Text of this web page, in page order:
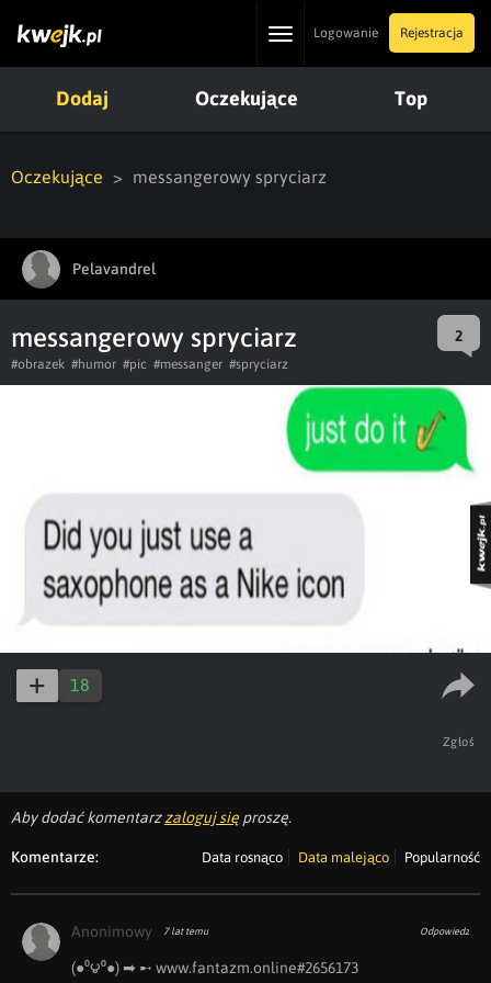
ToggleLogowanie Rejestracja
Dodaj Oczekujące Top
Oczekujące messangerowy spryciarz
Pelavandrel
messangerowy spryciarz 2
#obrazek #humor #pic #messanger #spryciarz
18
Zgłoś
Aby dodać komentarzzaloguj się proszę.
Komentarze: Data rosnąco Data malejąco Popularność
Anonimowy 7 lat temu Odpowiedz
(●⁰౪⁰●) ➡ ︀➸ www.f︀a︀n︀t︀a︀z︀m︀.︀o︀n︀l︀i︀n︀e︀#︀2656173